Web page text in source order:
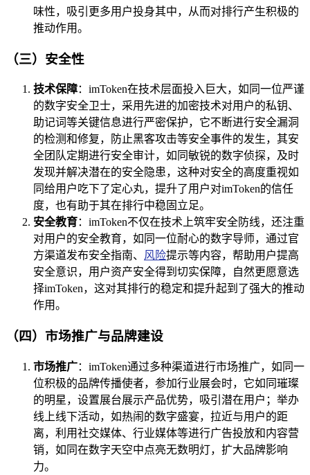
味性，吸引更多用户投身其中，从而对排行产生积极的
推动作用。
（三）安全性
技术保障：imToken在技术层面投入巨大，如同一位严谨
的数字安全卫士，采用先进的加密技术对用户的私钥、
助记词等关键信息进行严密保护，它不断进行安全漏洞
的检测和修复，防止黑客攻击等安全事件的发生，其安
全团队定期进行安全审计，如同敏锐的数字侦探，及时
发现并解决潜在的安全隐患，这种对安全的高度重视如
同给用户吃下了定心丸，提升了用户对imToken的信任
度，也有助于其在排行中稳固立足。
安全教育：imToken不仅在技术上筑牢安全防线，还注重
对用户的安全教育，如同一位耐心的数字导师，通过官
方渠道发布安全指南、 风险提示等内容，帮助用户提高
安全意识，用户资产安全得到切实保障，自然更愿意选
择imToken，这对其排行的稳定和提升起到了强大的推动
作用。
（四）市场推广与品牌建设
市场推广：imToken通过多种渠道进行市场推广，如同一
位积极的品牌传播使者，参加行业展会时，它如同璀璨
的明星，设置展台展示产品优势，吸引潜在用户；举办
线上线下活动，如热闹的数字盛宴，拉近与用户的距
离，利用社交媒体、行业媒体等进行广告投放和内容营
销，如同在数字天空中点亮无数明灯，扩大品牌影响
力。